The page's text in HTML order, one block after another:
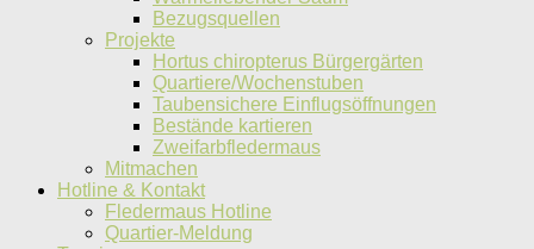
Bezugsquellen
Projekte
Hortus chiropterus Bürgergärten
Quartiere/Wochenstuben
Taubensichere Einflugsöffnungen
Bestände kartieren
Zweifarbfledermaus
Mitmachen
Hotline & Kontakt
Fledermaus Hotline
Quartier-Meldung